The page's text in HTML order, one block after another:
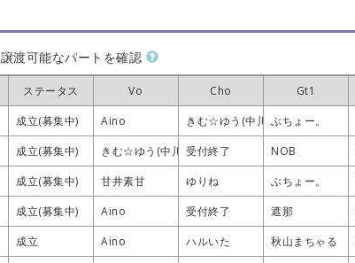
譲渡可能なパートを確認
ステータス Vo Cho Gt1
成立(募集中) Aino きむ☆ゆう(中川侑)ぶちょー。
成立(募集中) きむ☆ゆう(中川侑)受付終了 NOB
成立(募集中) 甘井素甘 ゆりね ぶちょー。
成立(募集中) Aino 受付終了 遮那
成立 Aino ハルいた 秋山まちゃる
ステータス Vo Cho Gt1
成立(募集中) Aino きむ☆ゆう(中川侑)ぶちょー。
成立(募集中) きむ☆ゆう(中川侑)受付終了 NOB
成立(募集中) 甘井素甘 ゆりね ぶちょー。
成立(募集中) Aino 受付終了 遮那
成立 Aino ハルいた 秋山まちゃる
ステータス Vo Cho Gt1
成立(募集中) Aino きむ☆ゆう(中川侑)ぶちょー。
成立(募集中) きむ☆ゆう(中川侑)受付終了 NOB
成立(募集中) 甘井素甘 ゆりね ぶちょー。
成立(募集中) Aino 受付終了 遮那
成立 Aino ハルいた 秋山まちゃる
ステータス Vo Cho Gt1
成立(募集中) Aino きむ☆ゆう(中川侑)ぶちょー。
成立(募集中) きむ☆ゆう(中川侑)受付終了 NOB
成立(募集中) 甘井素甘 ゆりね ぶちょー。
成立(募集中) Aino 受付終了 遮那
成立 Aino ハルいた 秋山まちゃる